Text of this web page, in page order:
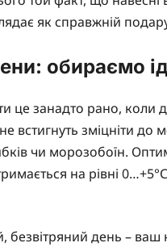
як справжній
обираємо
це занадто рано, коли
встигнуть зміцніти до
чи морозобоїн.
на рівні
безвітряний день –